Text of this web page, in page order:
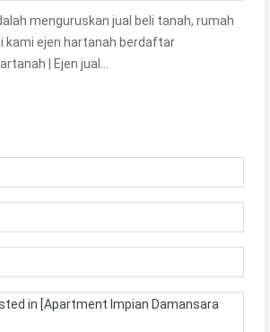
menguruskan jual beli tanah, rumah
kami ejen hartanah berdaftar
| Ejen jual…